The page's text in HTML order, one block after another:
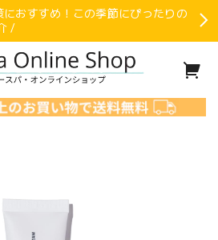
おすすめ！この季節にぴったりの
/